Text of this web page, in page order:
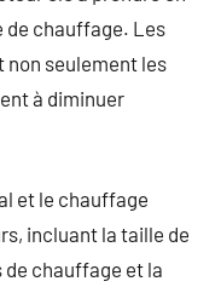
de chauffage. Les
non seulement les
à diminuer
et le chauffage
incluant la taille de
de chauffage et la